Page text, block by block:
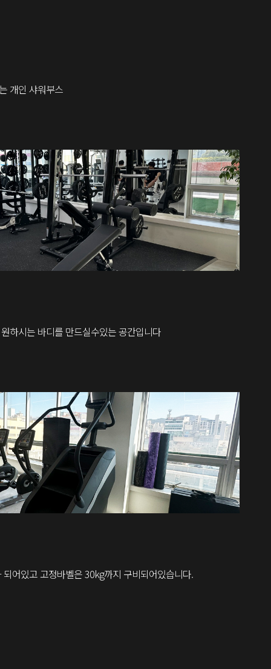
개인 샤워부스
하시는 바디를 만드실수있는 공간입니다
어있고 고정바벨은 30kg까지 구비되어있습니다.